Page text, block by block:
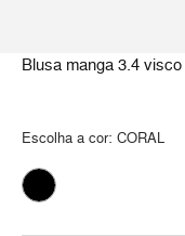
Blusa manga 3.4 visco
Escolha a cor: CORAL